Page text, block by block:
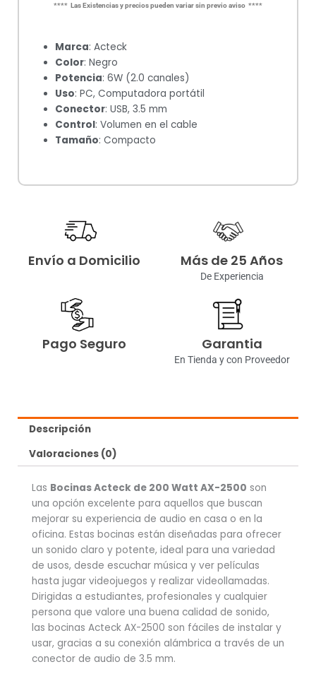
**** Las Existencias y precios pueden variar sin previo aviso ****
Marca: Acteck
Color: Negro
Potencia: 6W (2.0 canales)
Uso: PC, Computadora portátil
Conector: USB, 3.5 mm
Control: Volumen en el cable
Tamaño: Compacto
Envío a Domicilio Más de 25 Años
De Experiencia
Pago Seguro Garantia
En Tienda y con Proveedor
Descripción
Valoraciones (0)
Las Bocinas Acteck de 200 Watt AX-2500 son
una opción excelente para aquellos que buscan
mejorar su experiencia de audio en casa o en la
oficina. Estas bocinas están diseñadas para ofrecer
un sonido claro y potente, ideal para una variedad
de usos, desde escuchar música y ver películas
hasta jugar videojuegos y realizar videollamadas.
Dirigidas a estudiantes, profesionales y cualquier
persona que valore una buena calidad de sonido,
las bocinas Acteck AX-2500 son fáciles de instalar y
usar, gracias a su conexión alámbrica a través de un
conector de audio de 3.5 mm.